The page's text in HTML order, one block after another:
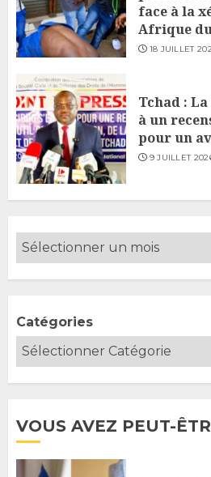
face à la
Afrique
18 JUILLET
Tchad : La
à un
pour un
9 JUILLET
Catégories
VOUS AVEZ PEUT-